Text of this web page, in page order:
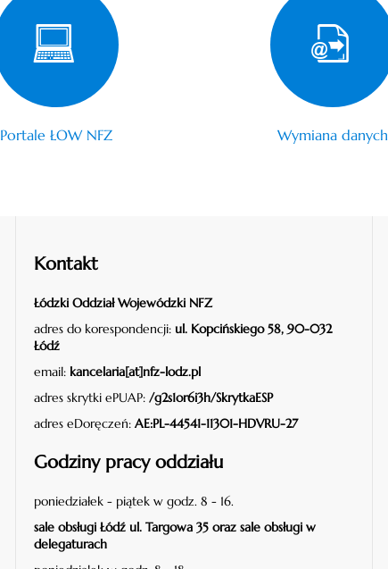
Portale ŁOW NFZ Wymiana danych
Kontakt
Łódzki Oddział Wojewódzki NFZ
adres do korespondencji: ul. Kopcińskiego 58, 90-032
Łódź
email: kancelaria[at]nfz-lodz.pl
adres skrytki ePUAP: /g2s1or6i3h/SkrytkaESP
adres eDoręczeń: AE:PL-44541-11301-HDVRU-27
Godziny pracy oddziału
poniedziałek - piątek w godz. 8 - 16.
sale obsługi Łódź ul. Targowa 35 oraz sale obsługi w
delegaturach